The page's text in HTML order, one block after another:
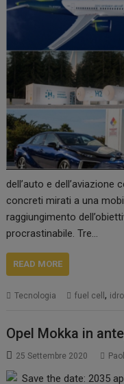
dell’auto e
concreti mirati a una
raggiungimento
procrastinabile. Tre…
READ MORE
Tecnologia fuel cell,
Opel Mokka in
25 Settembre 2020